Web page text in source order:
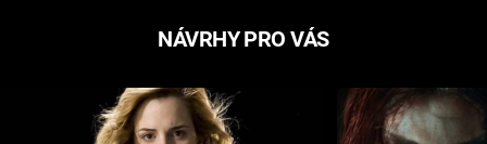
NÁVRHY PRO VÁS